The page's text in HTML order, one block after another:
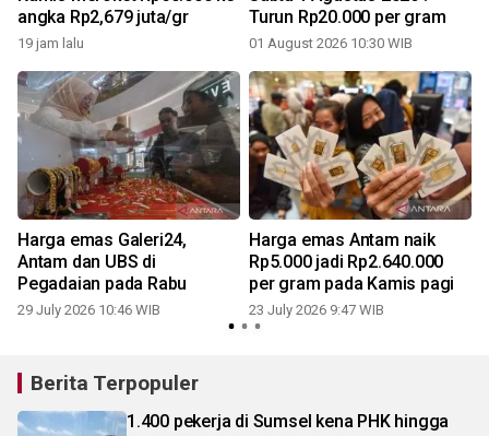
angka Rp2,679 juta/gr
19 jam lalu
Turun Rp20.000 per gram
01 August 2026 10:30 WIB
Harga emas Galeri24,
Antam dan UBS di
Pegadaian pada Rabu
29 July 2026 10:46 WIB
Harga emas Antam naik
Rp5.000 jadi Rp2.640.000
per gram pada Kamis pagi
23 July 2026 9:47 WIB
Berita Terpopuler
1.400 pekerja di Sumsel kena PHK hingga